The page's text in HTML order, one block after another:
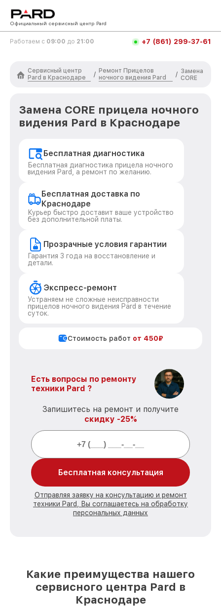
Официальный сервисный центр Pard
Работаем с 09:00 до 21:00 +7 (861) 299-37-61
Сервисный центр
Pard в Краснодаре
/
Ремонт Прицелов
ночного видения Pard
/ Замена
CORE
Замена CORE прицела ночного
видения Pard в Краснодаре
Бесплатная диагностика
Бесплатная диагностика прицела ночного
видения Pard, а ремонт по желанию.
Бесплатная доставка по
Краснодаре
Курьер быстро доставит ваше устройство
без дополнительной платы.
Прозрачные условия гарантии
Гарантия 3 года на восстановление и
детали.
Экспресс-ремонт
Устраняем не сложные неисправности
прицелов ночного видения Pard в течение
суток.
Стоимость работ от 450₽
Есть вопросы по ремонту
техники Pard ?
Запишитесь на ремонт и получите
скидку -25%
Бесплатная консультация
Отправляя заявку на консультацию и ремонт
техники Pard, Вы соглашаетесь на обработку
персональных данных
Какие преимущества нашего
сервисного центра Pard в
Краснодаре